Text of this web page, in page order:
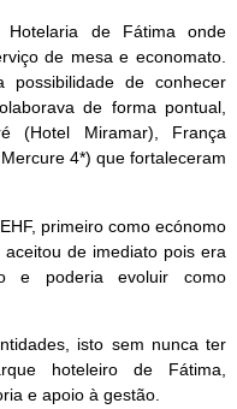
de Fátima onde
de mesa e economato.
de conhecer
de forma pontual,
(Hotel Miramar), França
4*) que fortaleceram
primeiro como ecónomo
de imediato pois era
e poderia evoluir como
isto sem nunca ter
hoteleiro de Fátima,
e apoio à gestão.